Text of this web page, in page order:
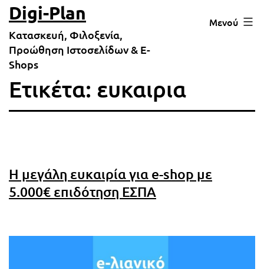
Μετάβαση
σε
περιεχόμενο
Digi-Plan
Κατασκευή, Φιλοξενία,
Προώθηση Ιστοσελίδων & E-
Shops
Μενού
Ετικέτα: ευκαιρια
Η μεγάλη ευκαιρία για e-shop με
5.000€ επιδότηση ΕΣΠΑ